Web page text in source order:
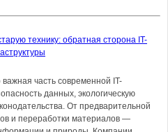
часть современной IT-
данных, экологическую
От предварительной
и переработки материалов —